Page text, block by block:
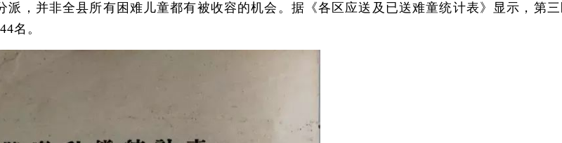
，并非全县所有困难儿童都有被收容的机会。据《各区应送及已送难童统计表》显示，第
名。